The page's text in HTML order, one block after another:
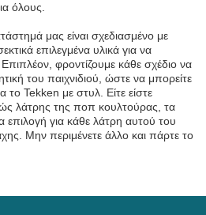
όλους.
μας είναι σχεδιασμένο με
επιλεγμένα υλικά για να
Επιπλέον, φροντίζουμε κάθε σχέδιο να
του παιχνιδιού, ώστε να μπορείτε
το Tekken με στυλ. Είτε είστε
λάτρης της ποπ κουλτούρας, τα
επιλογή για κάθε λάτρη αυτού του
Μην περιμένετε άλλο και πάρτε το